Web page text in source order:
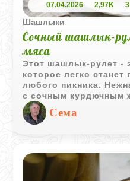
07.04.2026 2,97K 3
Шашлыки
Сочный шашлык-
мяса
Этот шашлык-рулет -
которое легко
любого пикника.
с сочным курдючным
фаршем из трёх
насыщенный и
интересная
шашлыку, которая не
подачей на шампурах.
Сема